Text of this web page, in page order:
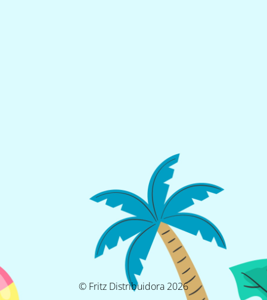
© Fritz Distribuidora 2026